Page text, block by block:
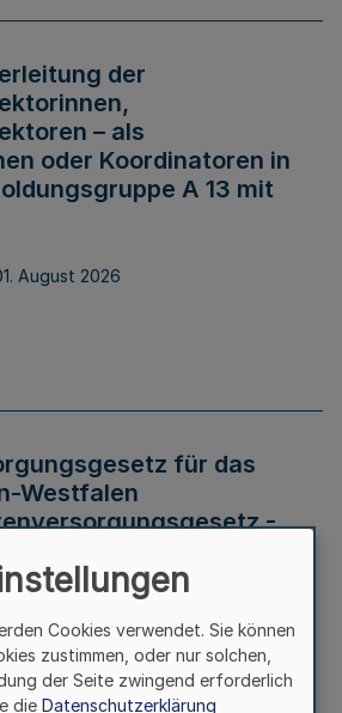
der
– als
oder Koordinatoren in
A 13 mit
August 2026
für das
Westfalen
-
Cookies verwendet. Sie können
zustimmen, oder nur solchen,
der Seite zwingend erforderlich
die Datenschutzerklärung